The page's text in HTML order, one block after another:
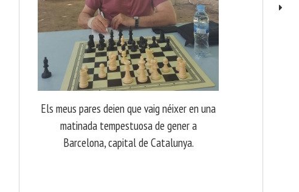
Els meus pares deien que vaig néixer en una
matinada tempestuosa de gener a
Barcelona, capital de Catalunya.